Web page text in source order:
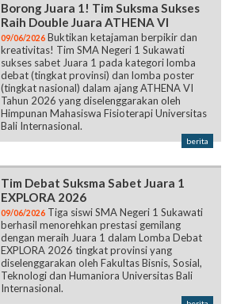
Borong Juara 1! Tim Suksma Sukses
Raih Double Juara ATHENA VI
09/06/2026 Buktikan ketajaman berpikir dan
kreativitas! Tim SMA Negeri 1 Sukawati
sukses sabet Juara 1 pada kategori lomba
debat (tingkat provinsi) dan lomba poster
(tingkat nasional) dalam ajang ATHENA VI
Tahun 2026 yang diselenggarakan oleh
Himpunan Mahasiswa Fisioterapi Universitas
Bali Internasional.
berita
Tim Debat Suksma Sabet Juara 1
EXPLORA 2026
09/06/2026 Tiga siswi SMA Negeri 1 Sukawati
berhasil menorehkan prestasi gemilang
dengan meraih Juara 1 dalam Lomba Debat
EXPLORA 2026 tingkat provinsi yang
diselenggarakan oleh Fakultas Bisnis, Sosial,
Teknologi dan Humaniora Universitas Bali
Internasional.